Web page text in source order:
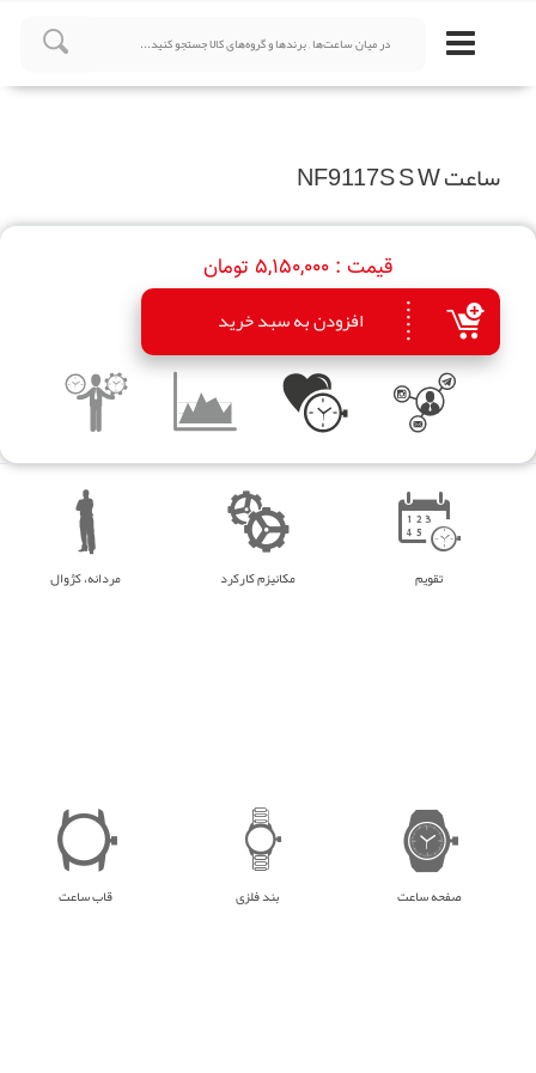
ساعت NF9117S S W
قیمت :5,150,000 تومان
افزودن به سبد خرید
مردانه، کژوال مکانیزم کارکرد تقویم
قاب ساعت بند فلزی صفحه ساعت